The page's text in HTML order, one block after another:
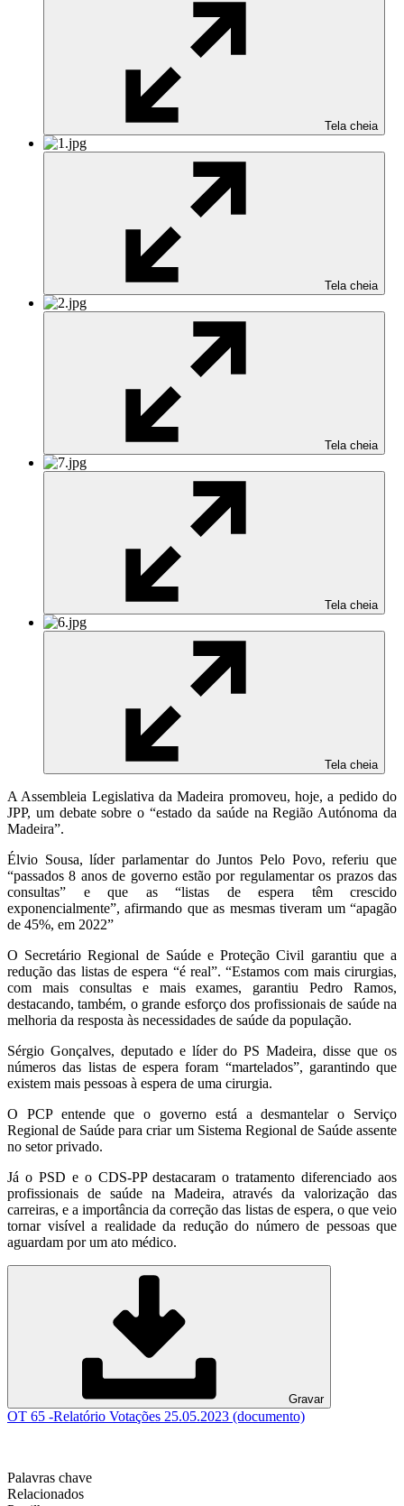
Tela cheia
Tela cheia
Tela cheia
Tela cheia
Tela cheia
A Assembleia Legislativa da Madeira promoveu, hoje, a pedido do
JPP, um debate sobre o “estado da saúde na Região Autónoma da
Madeira”.
Élvio Sousa, líder parlamentar do Juntos Pelo Povo, referiu que
“passados 8 anos de governo estão por regulamentar os prazos das
consultas” e que as “listas de espera têm crescido
exponencialmente”, afirmando que as mesmas tiveram um “apagão
de 45%, em 2022”
O Secretário Regional de Saúde e Proteção Civil garantiu que a
redução das listas de espera “é real”. “Estamos com mais cirurgias,
com mais consultas e mais exames, garantiu Pedro Ramos,
destacando, também, o grande esforço dos profissionais de saúde na
melhoria da resposta às necessidades de saúde da população.
Sérgio Gonçalves, deputado e líder do PS Madeira, disse que os
números das listas de espera foram “martelados”, garantindo que
existem mais pessoas à espera de uma cirurgia.
O PCP entende que o governo está a desmantelar o Serviço
Regional de Saúde para criar um Sistema Regional de Saúde assente
no setor privado.
Já o PSD e o CDS-PP destacaram o tratamento diferenciado aos
profissionais de saúde na Madeira, através da valorização das
carreiras, e a importância da correção das listas de espera, o que veio
tornar visível a realidade da redução do número de pessoas que
aguardam por um ato médico.
Gravar
OT 65 -Relatório Votações 25.05.2023 (documento)
Palavras chave
Relacionados